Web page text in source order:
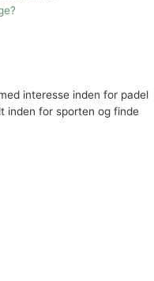
interesse inden for padel
inden for sporten og finde